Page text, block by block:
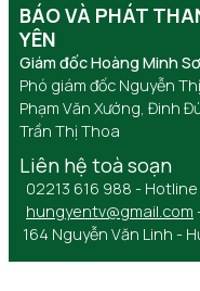
BÁO VÀ PHÁT
YÊN
Giám đốc Hoàng Minh
Phó giám đốc Nguyễn
Phạm Văn Xướng, Đinh
Trần Thị Thoa
Liên hệ toà soạn
02213 616 988 -
hungyentv@gmail.com
164 Nguyễn Văn Linh -